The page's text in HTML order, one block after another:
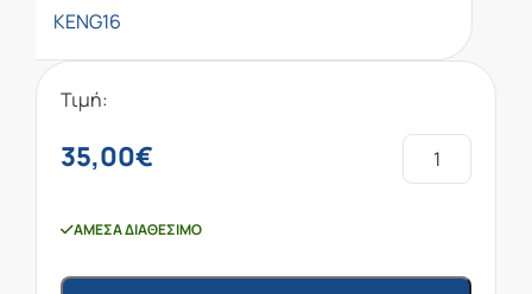
KENG16
Τιμή:
35,00€
ΆΜΕΣΑ ΔΙΑΘΈΣΙΜΟ